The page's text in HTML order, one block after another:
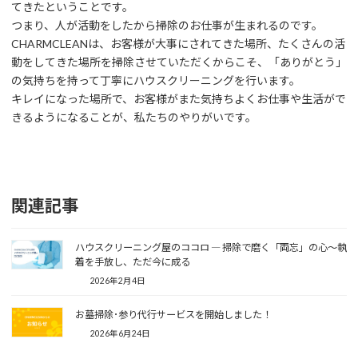
てきたということです。
つまり、人が活動をしたから掃除のお仕事が生まれるのです。
CHARMCLEANは、お客様が大事にされてきた場所、たくさんの活
動をしてきた場所を掃除させていただくからこそ、「ありがとう」
の気持ちを持って丁寧にハウスクリーニングを行います。
キレイになった場所で、お客様がまた気持ちよくお仕事や生活がで
きるようになることが、私たちのやりがいです。
関連記事
ハウスクリーニング屋のココロ ― 掃除で磨く「両忘」の心～執
着を手放し、ただ今に成る
2026年2月4日
お墓掃除･参り代行サービスを開始しました！
2026年6月24日